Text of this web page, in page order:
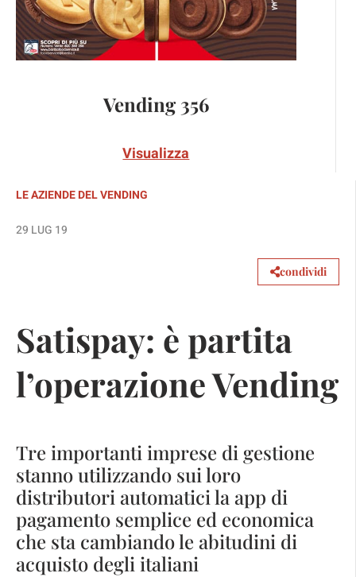
Vending 356
Visualizza
LE AZIENDE DEL VENDING
29 LUG 19
condividi
Satispay: è partita
l’operazione Vending
Tre importanti imprese di gestione
stanno utilizzando sui loro
distributori automatici la app di
pagamento semplice ed economica
che sta cambiando le abitudini di
acquisto degli italiani